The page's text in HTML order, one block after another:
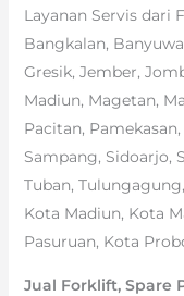
Layanan Servis dari
Bangkalan,
Gresik, Jember,
Madiun, Magetan,
Pacitan,
Sampang, Sidoarjo,
Tuban,
Kota Madiun, Kota
Pasuruan, Kota
Jual Forklift, Spare